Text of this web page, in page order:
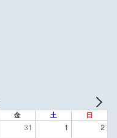
金 土 日
31 1 2